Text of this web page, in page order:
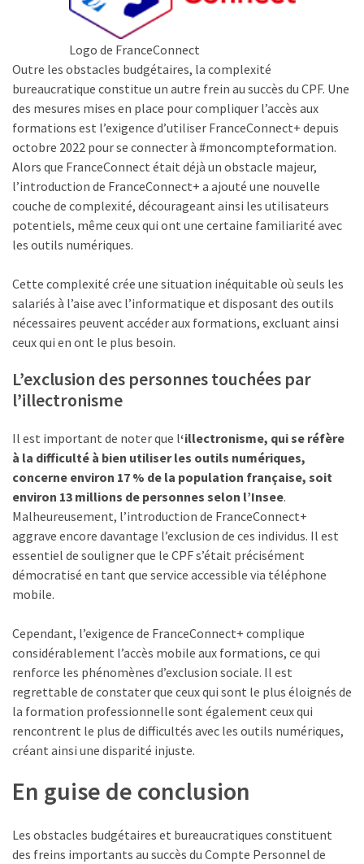
Certification
(28)
Logo de FranceConnect
Outre les obstacles budgétaires, la complexité
bureaucratique constitue un autre frein au succès du CPF. Une
des mesures mises en place pour compliquer l’accès aux
formations est l’exigence d’utiliser FranceConnect+ depuis
octobre 2022 pour se connecter à #moncompteformation.
Alors que FranceConnect était déjà un obstacle majeur,
l’introduction de FranceConnect+ a ajouté une nouvelle
couche de complexité, décourageant ainsi les utilisateurs
potentiels, même ceux qui ont une certaine familiarité avec
les outils numériques.
Cette complexité crée une situation inéquitable où seuls les
salariés à l’aise avec l’informatique et disposant des outils
nécessaires peuvent accéder aux formations, excluant ainsi
ceux qui en ont le plus besoin.
L’exclusion des personnes touchées par
l’illectronisme
Il est important de noter que l‘illectronisme, qui se réfère
à la difficulté à bien utiliser les outils numériques,
concerne environ 17 % de la population française, soit
environ 13 millions de personnes selon l’Insee.
Malheureusement, l’introduction de FranceConnect+
aggrave encore davantage l’exclusion de ces individus. Il est
essentiel de souligner que le CPF s’était précisément
démocratisé en tant que service accessible via téléphone
mobile.
Cependant, l’exigence de FranceConnect+ complique
considérablement l’accès mobile aux formations, ce qui
renforce les phénomènes d’exclusion sociale. Il est
regrettable de constater que ceux qui sont le plus éloignés de
la formation professionnelle sont également ceux qui
rencontrent le plus de difficultés avec les outils numériques,
créant ainsi une disparité injuste.
En guise de conclusion
Les obstacles budgétaires et bureaucratiques constituent
des freins importants au succès du Compte Personnel de